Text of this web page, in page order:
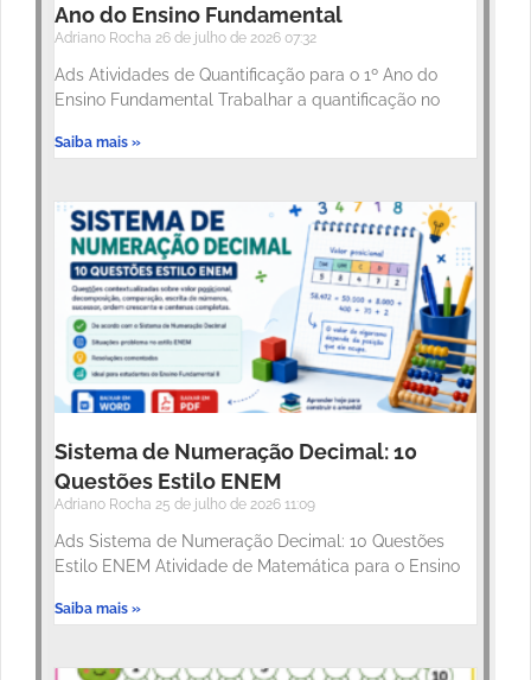
Ano do Ensino Fundamental
Adriano Rocha 26 de julho de 2026 07:32
Ads Atividades de Quantificação para o 1º Ano do
Ensino Fundamental Trabalhar a quantificação no
Saiba mais »
Sistema de Numeração Decimal: 10
Questões Estilo ENEM
Adriano Rocha 25 de julho de 2026 11:09
Ads Sistema de Numeração Decimal: 10 Questões
Estilo ENEM Atividade de Matemática para o Ensino
Saiba mais »